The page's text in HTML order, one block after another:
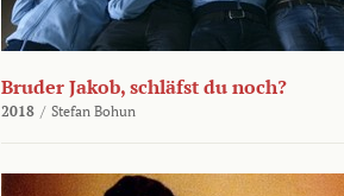
Bruder Jakob, schläfst du noch?
2018 / Stefan Bohun